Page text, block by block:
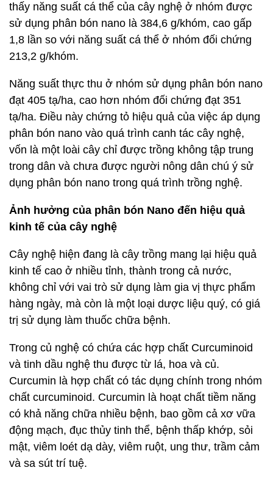
thấy năng suất cá thể của cây nghệ ở nhóm được
sử dụng phân bón nano là 384,6 g/khóm, cao gấp
1,8 lần so với năng suất cá thể ở nhóm đối chứng
213,2 g/khóm.
Năng suất thực thu ở nhóm sử dụng phân bón nano
đạt 405 tạ/ha, cao hơn nhóm đối chứng đạt 351
tạ/ha. Điều này chứng tỏ hiệu quả của việc áp dụng
phân bón nano vào quá trình canh tác cây nghệ,
vốn là một loài cây chỉ được trồng không tập trung
trong dân và chưa được người nông dân chú ý sử
dụng phân bón nano trong quá trình trồng nghệ.
Ảnh hưởng của phân bón Nano đến hiệu quả
kinh tế của cây nghệ
Cây nghệ hiện đang là cây trồng mang lại hiệu quả
kinh tế cao ở nhiều tỉnh, thành trong cả nước,
không chỉ với vai trò sử dụng làm gia vị thực phẩm
hàng ngày, mà còn là một loại dược liệu quý, có giá
trị sử dụng làm thuốc chữa bệnh.
Trong củ nghệ có chứa các hợp chất Curcuminoid
và tinh dầu nghệ thu được từ lá, hoa và củ.
Curcumin là hợp chất có tác dụng chính trong nhóm
chất curcuminoid. Curcumin là hoạt chất tiềm năng
có khả năng chữa nhiều bệnh, bao gồm cả xơ vữa
động mạch, đục thủy tinh thể, bệnh thấp khớp, sỏi
mật, viêm loét dạ dày, viêm ruột, ung thư, trầm cảm
và sa sút trí tuệ.